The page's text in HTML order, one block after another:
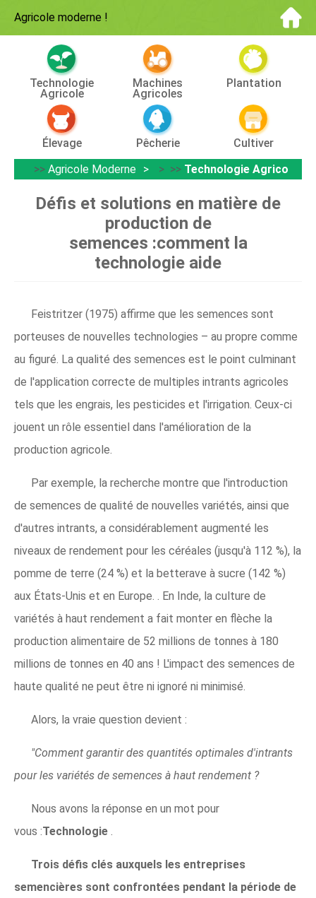
Agricole moderne !
Technologie
Agricole
Machines
Agricoles
Plantation
Élevage Pêcherie
Cultiver
>> Agricole Moderne > >> Technologie Agricole
Défis et solutions en matière de
production de
semences :comment la
technologie aide
Feistritzer (1975) affirme que les semences sont
porteuses de nouvelles technologies – au propre comme
au figuré. La qualité des semences est le point culminant
de l'application correcte de multiples intrants agricoles
tels que les engrais, les pesticides et l'irrigation. Ceux-ci
jouent un rôle essentiel dans l'amélioration de la
production agricole.
Par exemple, la recherche montre que l'introduction
de semences de qualité de nouvelles variétés, ainsi que
d'autres intrants, a considérablement augmenté les
niveaux de rendement pour les céréales (jusqu'à 112 %), la
pomme de terre (24 %) et la betterave à sucre (142 %)
aux États-Unis et en Europe. . En Inde, la culture de
variétés à haut rendement a fait monter en flèche la
production alimentaire de 52 millions de tonnes à 180
millions de tonnes en 40 ans ! L'impact des semences de
haute qualité ne peut être ni ignoré ni minimisé.
Alors, la vraie question devient :
"Comment garantir des quantités optimales d'intrants
pour les variétés de semences à haut rendement ?
Nous avons la réponse en un mot pour
vous :Technologie .
Trois défis clés auxquels les entreprises
semencières sont confrontées pendant la période de